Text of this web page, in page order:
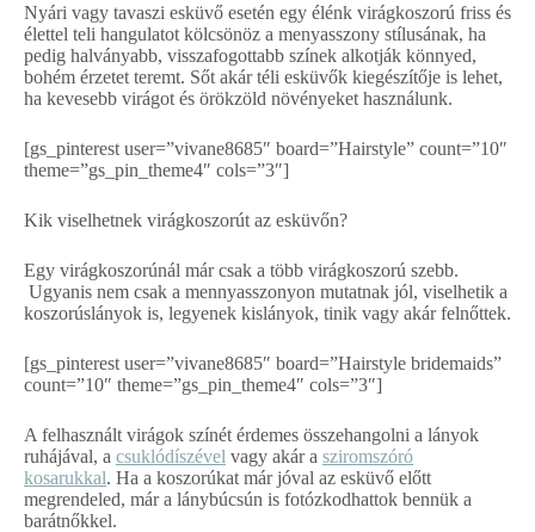
Nyári vagy tavaszi esküvő esetén egy élénk virágkoszorú friss és
élettel teli hangulatot kölcsönöz a menyasszony stílusának, ha
pedig halványabb, visszafogottabb színek alkotják könnyed,
bohém érzetet teremt. Sőt akár téli esküvők kiegészítője is lehet,
ha kevesebb virágot és örökzöld növényeket használunk.
[gs_pinterest user=”vivane8685″ board=”Hairstyle” count=”10″
theme=”gs_pin_theme4″ cols=”3″]
Kik viselhetnek virágkoszorút az esküvőn?
Egy virágkoszorúnál már csak a több virágkoszorú szebb.
Ugyanis nem csak a mennyasszonyon mutatnak jól, viselhetik a
koszorúslányok is, legyenek kislányok, tinik vagy akár felnőttek.
[gs_pinterest user=”vivane8685″ board=”Hairstyle bridemaids”
count=”10″ theme=”gs_pin_theme4″ cols=”3″]
A felhasznált virágok színét érdemes összehangolni a lányok
ruhájával, a csuklódíszével vagy akár a sziromszóró
kosarukkal. Ha a koszorúkat már jóval az esküvő előtt
megrendeled, már a lánybúcsún is fotózkodhattok bennük a
barátnőkkel.